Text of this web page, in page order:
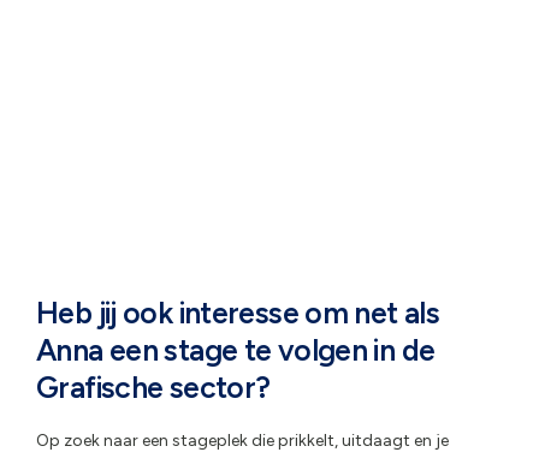
Heb jij ook interesse om net als
Anna een stage te volgen in de
Grafische sector?
Op zoek naar een stageplek die prikkelt, uitdaagt en je